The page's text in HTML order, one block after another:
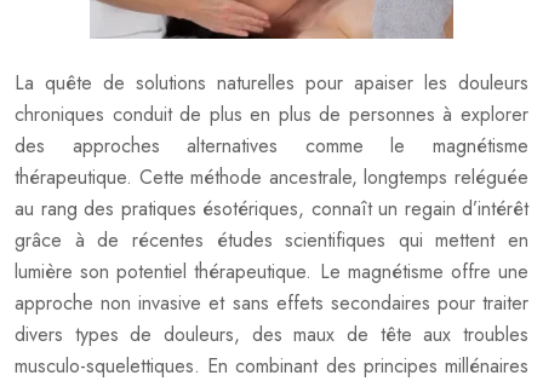
La quête de solutions naturelles pour apaiser les douleurs
chroniques conduit de plus en plus de personnes à explorer
des approches alternatives comme le magnétisme
thérapeutique. Cette méthode ancestrale, longtemps reléguée
au rang des pratiques ésotériques, connaît un regain d’intérêt
grâce à de récentes études scientifiques qui mettent en
lumière son potentiel thérapeutique. Le magnétisme offre une
approche non invasive et sans effets secondaires pour traiter
divers types de douleurs, des maux de tête aux troubles
musculo-squelettiques. En combinant des principes millénaires